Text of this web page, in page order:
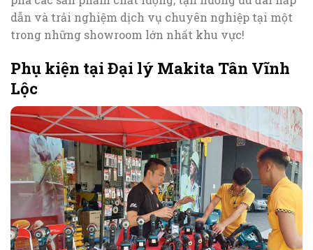
dẫn và trải nghiệm dịch vụ chuyên nghiệp tại một
trong những showroom lớn nhất khu vực!
Phụ kiện tại Đại lý Makita Tân Vĩnh
Lộc